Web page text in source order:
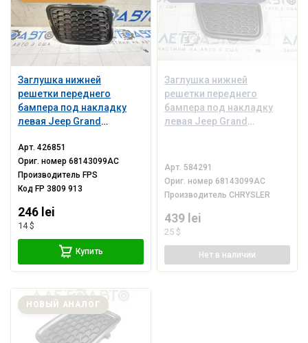
Заглушка нижней
решетки переднего
бампера под накладку
левая Jeep Grand
Арт.426851
Ориг. номер68143099AC
Производитель FPS
Код FP 3809 913
246 lei
14 $
Купить
Заглушка нижней
решетки переднего
бампера под накладку
левая Jeep Grand
Арт. 584291
Ориг. номер 68143099AC
Производитель CHRYSLER
439 lei
25 $
Нет в наличии
НОВЫЙ АНАЛОГ